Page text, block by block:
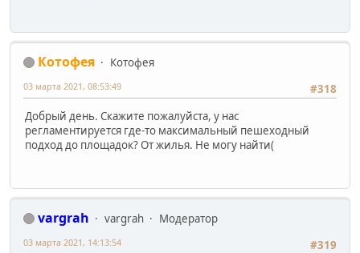
Котофея
Котофея
#318
03 марта 2021, 08:53:49
Добрый день. Скажите пожалуйста, у нас
регламентируется где-то максимальный пешеходный
подход до площадок? От жилья. Не могу найти(
vargrah vargrah
Модератор
#319
03 марта 2021, 14:13:54